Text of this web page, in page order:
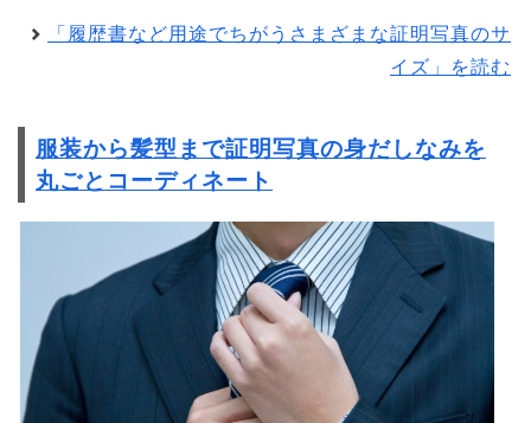
「履歴書など用途でちがうさまざまな証明写真のサ
イズ」を読む
服装から髪型まで証明写真の身だしなみを
丸ごとコーディネート